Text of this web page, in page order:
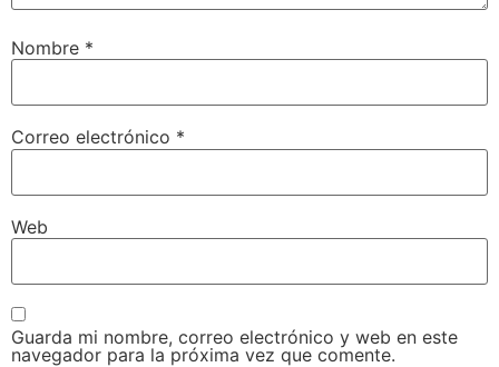
Nombre *
Correo electrónico *
Web
Guarda mi nombre, correo electrónico y web en este
navegador para la próxima vez que comente.